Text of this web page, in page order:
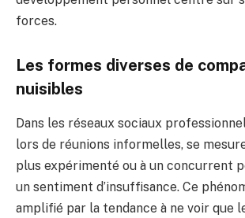
forces.
Les formes diverses de
nuisibles
Dans les réseaux sociaux
lors de réunions informelles, se
plus expérimenté ou à un concurrent
un sentiment d’insuffisance. Ce
amplifié par la tendance à ne voir que